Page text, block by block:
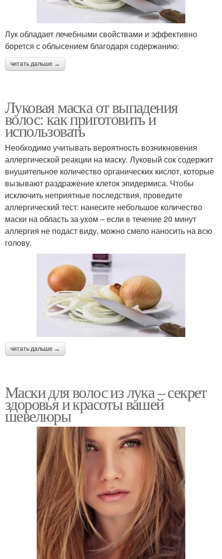
Лук обладает лечебными свойствами и эффективно
борется с облысением благодаря содержанию:
читать дальше →
Луковая маска от выпадения
волос: как приготовить и
использовать
Необходимо учитывать вероятность возникновения
аллергической реакции на маску. Луковый сок содержит
внушительное количество органических кислот, которые
вызывают раздражение клеток эпидермиса. Чтобы
исключить неприятные последствия, проведите
аллергический тест: нанесите небольшое количество
маски на область за ухом – если в течение 20 минут
аллергия не подаст виду, можно смело наносить на всю
голову.
читать дальше →
Маски для волос из лука – секрет
здоровья и красоты вашей
шевелюры